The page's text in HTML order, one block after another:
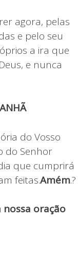
agora, pelas
e pelo seu
a ira que
e nunca
do Vosso
do Senhor
que cumprirá
feitas.Amém.?
oração